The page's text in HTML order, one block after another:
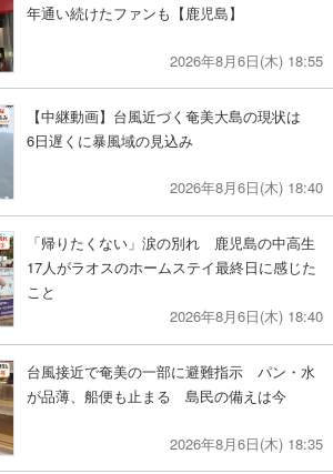
年通い続けたファンも【鹿児島】
2026年8月6日(木) 18:55
【中継動画】台風近づく奄美大島の現状は
6日遅くに暴風域の見込み
2026年8月6日(木) 18:40
「帰りたくない」涙の別れ 鹿児島の中高生
17人がラオスのホームステイ最終日に感じた
こと
2026年8月6日(木) 18:40
台風接近で奄美の一部に避難指示 パン・水
が品薄、船便も止まる 島民の備えは今
2026年8月6日(木) 18:35